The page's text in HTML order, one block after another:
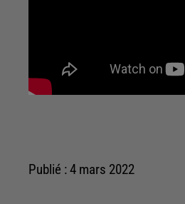
Publié : 4 mars 2022